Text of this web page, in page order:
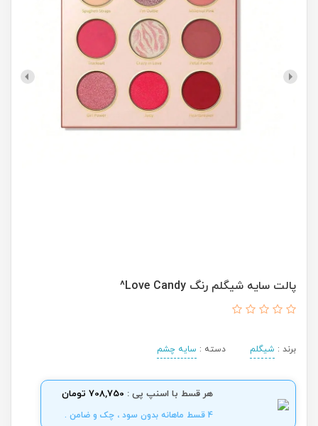
پالت سایه شیگلم رنگ Love Candy^
برند : شیگلم دسته : سایه چشم
هر قسط با اسنپ پی : 708,750 تومان
4 قسط ماهانه بدون سود ، چک و ضامن .